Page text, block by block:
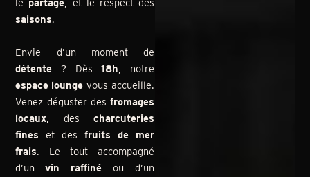
le partage, et le respect des
saisons.
Envie d’un moment de
détente ? Dès18h, notre
espace lounge vous accueille.
Venez déguster desfromages
locaux, descharcuteries
fines et desfruits de mer
frais. Le tout accompagné
d’unvin raffiné ou d’un